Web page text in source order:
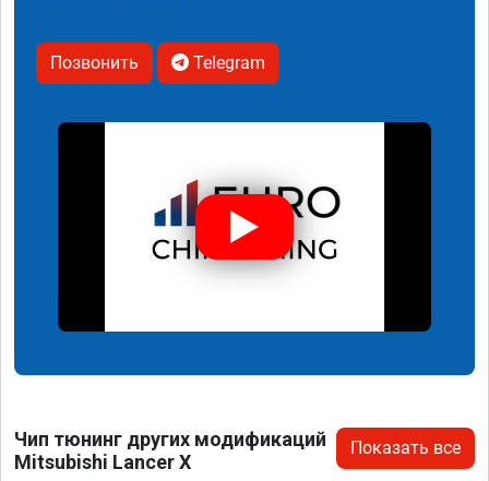
Позвонить Telegram
Чип тюнинг других модификаций
Mitsubishi Lancer X
Показать все